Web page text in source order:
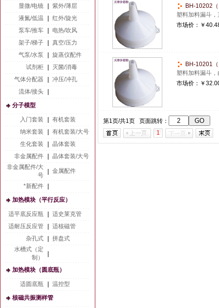
显微/电镜
紫外/薄层
液氮/低温
红外/旋光
泵车/推车
电热/吹风
架子/梯子
真空/压力
气泵/水泵
旋蒸仪配件
试剂柜
灭菌/消毒
气体分配器
冲压/冲孔
流体/接头
分子模型
入门套装
有机套装
纳米套装
有机套装/大号
生化套装
晶体套装
非金属配件
晶体套装/大号
非金属配件/大
号
金属配件
*新配件
加热模块（平行反应）
适平底反应瓶
适史莱克管
适耐压反应管
适核磁管
杂孔式
拼盘式
水槽式（定
制）
加热模块（圆底瓶）
适圆底瓶
温控型
核磁共振测样管
BH-10202
塑料加料漏斗
市场价： ￥
BH-10201
塑料加料漏斗
市场价： ￥
第1页/共1页 页面跳转：
1